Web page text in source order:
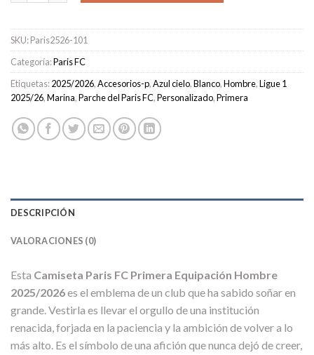
SKU:Paris2526-101
Categoría:Paris FC
Etiquetas:2025/2026,Accesorios-p,Azul cielo,Blanco,Hombre,Ligue 1
2025/26,Marina,Parche del Paris FC,Personalizado,Primera
DESCRIPCIÓN
VALORACIONES (0)
Esta Camiseta Paris FC Primera Equipación Hombre
2025/2026es el emblema de un club que ha sabido soñar en
grande. Vestirla es llevar el orgullo de una institución
renacida, forjada en la paciencia y la ambición de volver a lo
más alto. Es el símbolo de una afición que nunca dejó de creer,